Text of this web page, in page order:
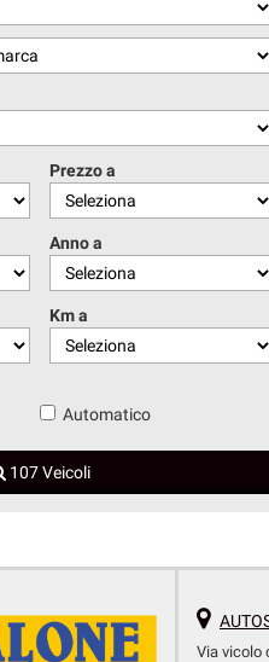
Prezzo a
Anno a
Km a
Automatico
107 Veicoli
Via vicolo